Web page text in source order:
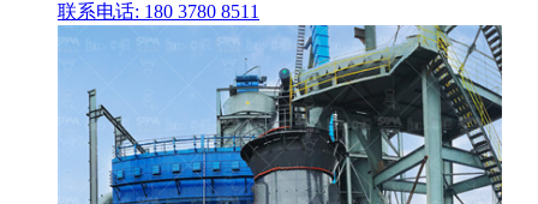
联系电话: 180 3780 8511